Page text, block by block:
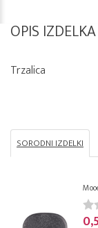
OPIS IZDELKA
Trzalica
SORODNI IZDELKI